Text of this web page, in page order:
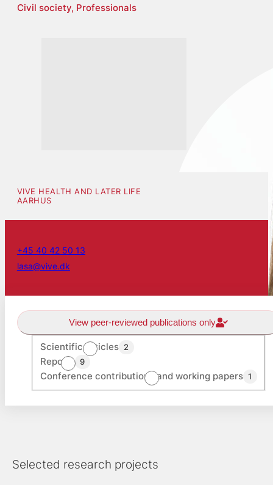
Civil society, Professionals
VIVE HEALTH AND LATER LIFE
AARHUS
+45 40 42 50 13
lasa@vive.dk
Scientific articles 2
Reports 9
Conference contributions and working papers 1
View peer-reviewed publications only
Selected research projects